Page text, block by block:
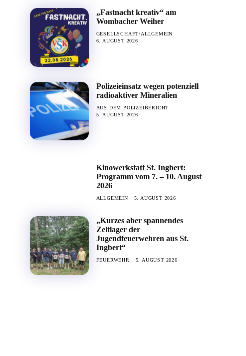
„Fastnacht kreativ“ am
Wombacher Weiher
GESELLSCHAFT/ALLGEMEIN
6. AUGUST 2026
Polizeieinsatz wegen potenziell
radioaktiver Mineralien
AUS DEM POLIZEIBERICHT
5. AUGUST 2026
Kinowerkstatt St. Ingbert:
Programm vom 7. – 10. August
2026
ALLGEMEIN 5. AUGUST 2026
„Kurzes aber spannendes
Zeltlager der
Jugendfeuerwehren aus St.
Ingbert“
FEUERWEHR 5. AUGUST 2026